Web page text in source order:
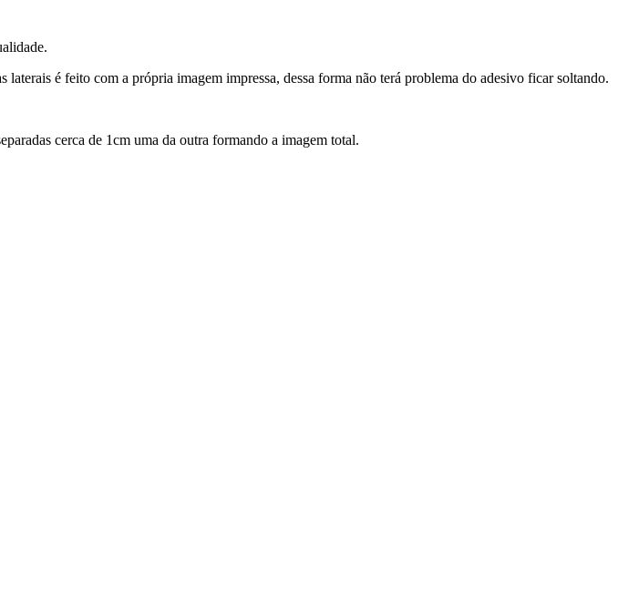
é feito com a própria imagem impressa, dessa forma não terá problema do adesivo ficar soltando.
cerca de 1cm uma da outra formando a imagem total.